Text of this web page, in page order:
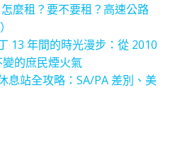
麼租？要不要租？高速公路
13 年間的時光漫步：從 2010
的庶民煙火氣
息站全攻略：SA/PA 差別、美